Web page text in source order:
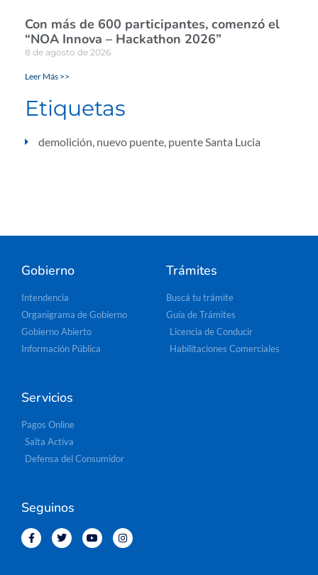
Con más de 600 participantes, comenzó el
“NOA Innova – Hackathon 2026”
8 de agosto de 2026
Leer Más >>
Etiquetas
demolición, nuevo puente, puente Santa Lucia
Gobierno
Intendencia
Organigrama de Gobierno
Gobierno Abierto
Información Pública
Trámites
Buscá tu trámite
Guía de Trámites
Licencia de Conducir
Habilitaciones Comerciales
Servicios
Pagos Online
Salta Activa
Defensa del Consumidor
Seguinos